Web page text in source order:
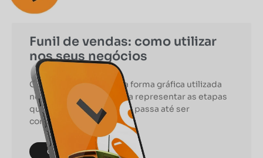
Funil de vendas: como utilizar
nos seus negócios
O funil de vendas é uma forma gráfica utilizada
no marketing digital para representar as etapas
que um potencial cliente passa até ser
convertido pela
CONTINUAR LENDO